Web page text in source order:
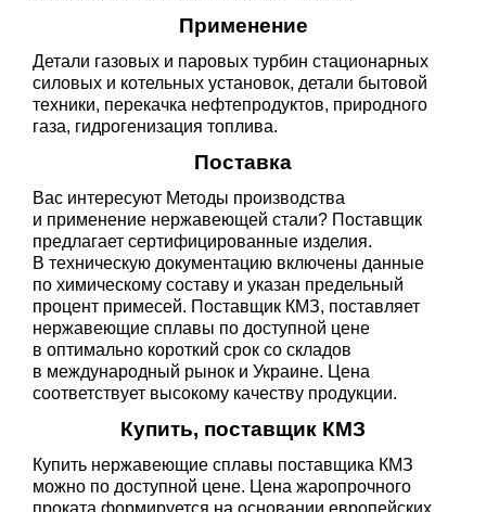
Применение
Детали газовых и паровых турбин стационарных
силовых и котельных установок, детали бытовой
техники, перекачка нефтепродуктов, природного
газа, гидрогенизация топлива.
Поставка
Вас интересуют Методы производства
и применение нержавеющей стали? Поставщик
предлагает сертифицированные изделия.
В техническую документацию включены данные
по химическому составу и указан предельный
процент примесей. Поставщик КМЗ, поставляет
нержавеющие сплавы по доступной цене
в оптимально короткий срок со складов
в международный рынок и Украине. Цена
соответствует высокому качеству продукции.
Купить, поставщик КМЗ
Купить нержавеющие сплавы поставщика КМЗ
можно по доступной цене. Цена жаропрочного
проката формируется на основании европейских